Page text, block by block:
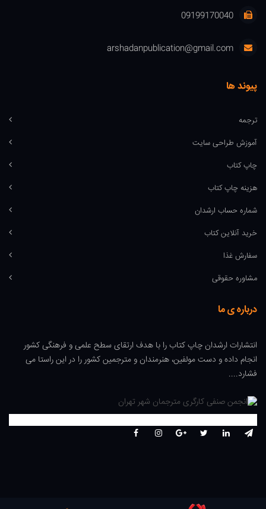
09199170040
arshadanpublication@gmail.com
پیوند ها
ترجمه
آموزش طراحی سایت
چاپ کتاب
هزینه چاپ کتاب
شماره حساب ارشدان
خرید آنلاین کتاب
سفارش غذا
مشاوره حقوقی
درباره ی ما
انتشارات ارشدان چاپ کتاب را با هدف ارتقای سطح علمی و فرهنگی کشور
انجام داده و دست مولفین، هنرمندان و مترجمین کشور را در این راستا می
فشارد....